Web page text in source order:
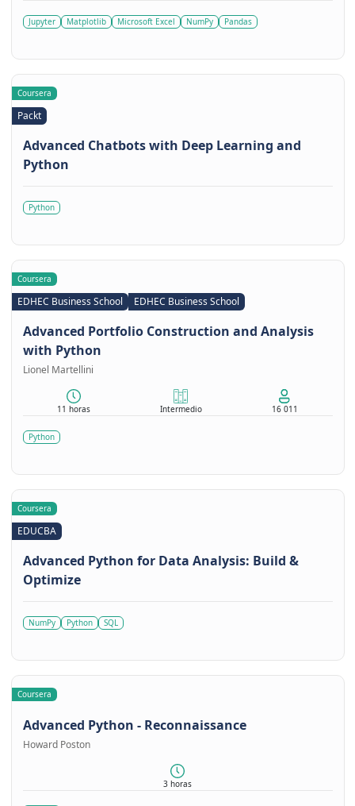
Jupyter Matplotlib Microsoft Excel NumPy Pandas
Coursera
Packt
Advanced Chatbots with Deep Learning and
Python
Python
Coursera
EDHEC Business School EDHEC Business School
Advanced Portfolio Construction and Analysis
with Python
Lionel Martellini
11 horas Intermedio 16 011
Python
Coursera
EDUCBA
Advanced Python for Data Analysis: Build &
Optimize
NumPy Python SQL
Coursera
Advanced Python - Reconnaissance
Howard Poston
3 horas